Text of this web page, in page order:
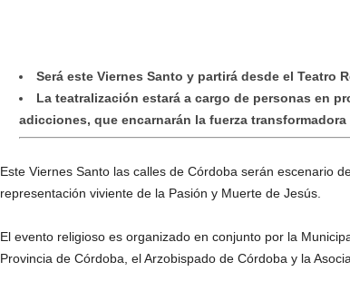
Será este Viernes Santo y partirá desde el Teatro
La teatralización estará a cargo de personas en
adicciones, que encarnarán la fuerza transformadora
Este Viernes Santo las calles de Córdoba serán escenario
representación viviente de la Pasión y Muerte de Jesús.
El evento religioso es organizado en conjunto por la
Provincia de Córdoba, el Arzobispado de Córdoba y la